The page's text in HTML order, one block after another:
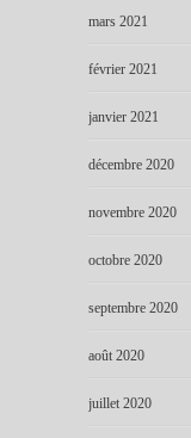
mars 2021
février 2021
janvier 2021
décembre 2020
novembre 2020
octobre 2020
septembre 2020
août 2020
juillet 2020